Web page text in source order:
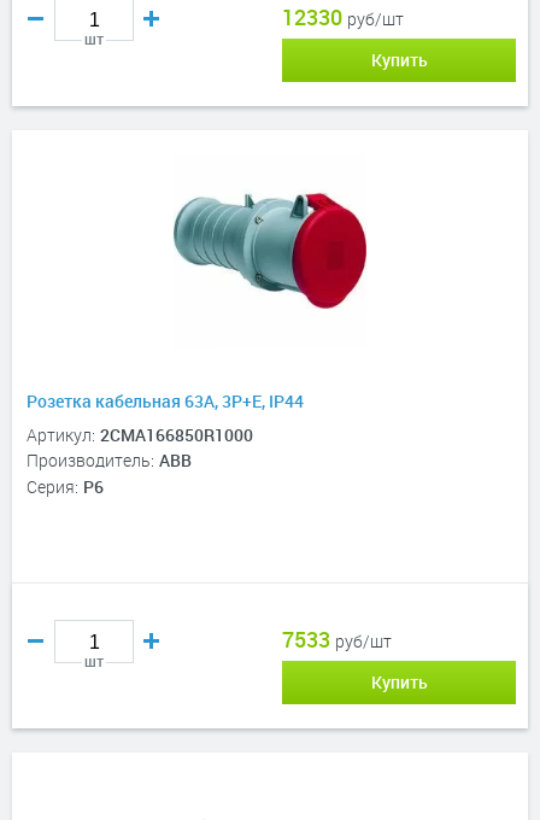
шт
12330 руб/шт
Купить
Розетка кабельная 63A, 3P+E, IP44
Артикул: 2CMA166850R1000
Производитель: ABB
Серия: P6
шт
7533 руб/шт
Купить